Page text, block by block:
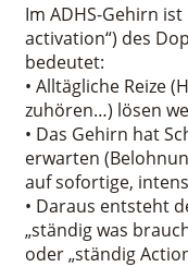
Im ADHS-Gehirn
activation“) des
bedeutet:
• Alltägliche Reize
zuhören…) lösen
• Das Gehirn hat
erwarten
auf sofortige,
• Daraus entsteht
„ständig was
oder „ständig